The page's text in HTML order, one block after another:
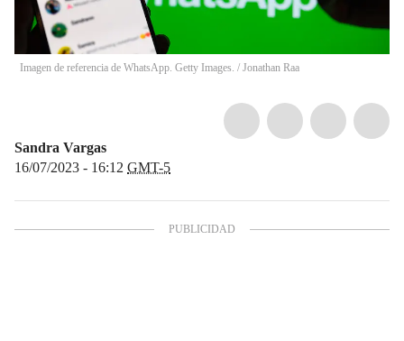
Imagen de referencia de WhatsApp. Getty Images. / Jonathan Raa
Sandra Vargas
16/07/2023 - 16:12 GMT-5